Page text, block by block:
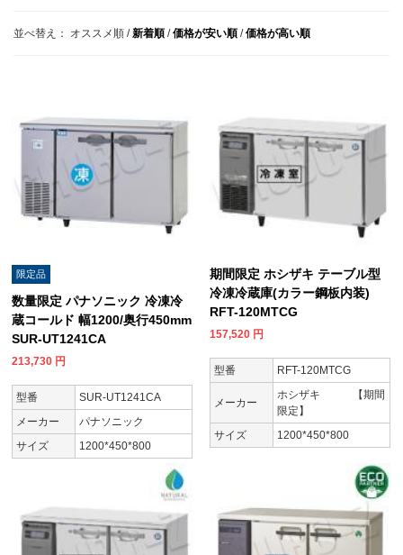
並べ替え： オススメ順 /新着順 /価格が安い順 /価格が高い順
限定品
数量限定 パナソニック 冷凍冷
蔵コールド 幅1200/奥行450mm
SUR-UT1241CA
213,730 円
型番
SUR-UT1241CA
メーカー
パナソニック
サイズ
1200*450*800
期間限定 ホシザキ テーブル型
冷凍冷蔵庫(カラー鋼板内装)
RFT-120MTCG
157,520 円
型番 RFT-120MTCG
メーカー
ホシザキ 【期間
限定】
サイズ
1200*450*800